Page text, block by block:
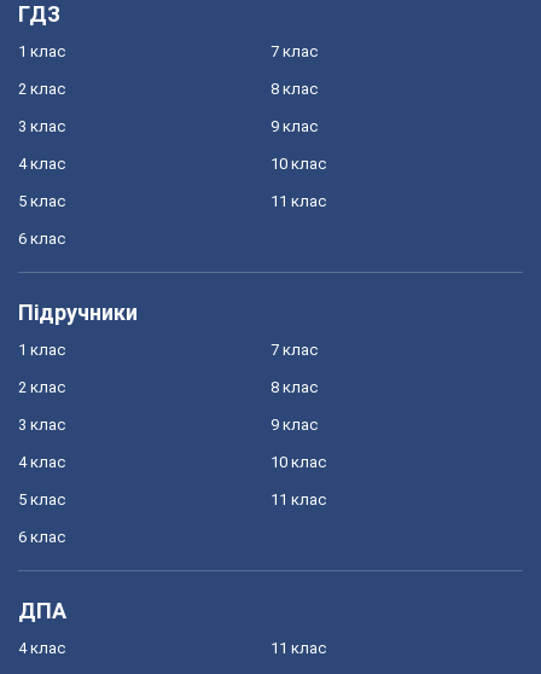
ГДЗ
1 клас
2 клас
3 клас
4 клас
5 клас
6 клас
7 клас
8 клас
9 клас
10 клас
11 клас
Підручники
1 клас
2 клас
3 клас
4 клас
5 клас
6 клас
7 клас
8 клас
9 клас
10 клас
11 клас
ДПА
4 клас 11 клас